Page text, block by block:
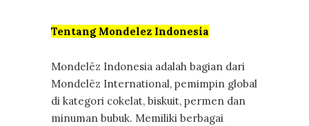
Tentang Mondelez Indonesia
Mondelēz Indonesia adalah bagian dari
Mondelēz International, pemimpin global
di kategori cokelat, biskuit, permen dan
minuman bubuk. Memiliki berbagai